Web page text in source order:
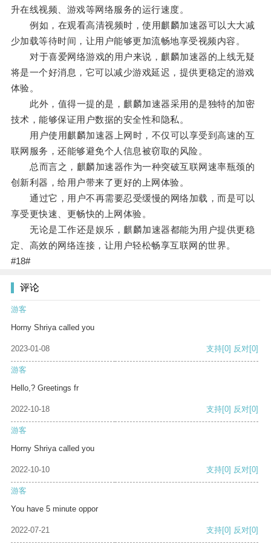
升在线视频、游戏等网络服务的运行速度。
例如，在观看高清视频时，使用麒麟加速器可以大大减
少加载等待时间，让用户能够更加流畅地享受视频内容。
对于喜爱网络游戏的用户来说，麒麟加速器的上线无疑
将是一个好消息，它可以减少游戏延迟，提供更稳定的游戏
体验。
此外，值得一提的是，麒麟加速器采用的是独特的加密
技术，能够保证用户数据的安全性和隐私。
用户使用麒麟加速器上网时，不仅可以享受到高速的互
联网服务，还能够避免个人信息被窃取的风险。
总而言之，麒麟加速器作为一种突破互联网速率瓶颈的
创新利器，给用户带来了更好的上网体验。
通过它，用户不再需要忍受缓慢的网络加载，而是可以
享受更快速、更畅快的上网体验。
无论是工作还是娱乐，麒麟加速器都能为用户提供更稳
定、高效的网络连接，让用户轻松畅享互联网的世界。
#18#
评论
游客
Horny Shriya called you
2023-01-08 支持[0] 反对[0]
游客
Hello,? Greetings fr
2022-10-18 支持[0] 反对[0]
游客
Horny Shriya called you
2022-10-10 支持[0] 反对[0]
游客
You have 5 minute oppor
2022-07-21 支持[0] 反对[0]